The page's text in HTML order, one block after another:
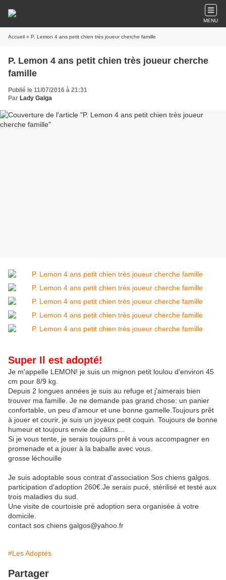
MENU
Accueil » P. Lemon 4 ans petit chien très joueur cherche famille
P. Lemon 4 ans petit chien très joueur cherche
famille
Publié le 11/07/2016 à 21:31
Par Lady Galga
Super Il est adopté!
Je m'appelle LEMON! je suis un mignon petit loulou d'environ 45
cm pour 8/9 kg.
Depuis 2 longues années je suis au refuge et j'aimerais bien
trouver ma famille. Je ne demande pas grand chose: un panier
confortable, un peu d'amour et une bonne gamelle.Toujours prêt
à jouer et courir, je suis un joyeux petit coquin. Toujours de bonne
humeur et toujours envie de câlins...
Si je vous tente, je serais toujours prêt à vous accompagner en
promenade et a jouer à la baballe avec vous.
grosse léchouille
Je suis adoptable sous contrat d'association Sos chiens galgos.
participation d'adoption 260€.Je serais pucé, stérilisé et testé aux
trois maladies du sud.
Une visite de courtoisie pré adoption sera organisée à votre
domicile.
contact sos chiens galgos@yahoo.fr
#Les Adoptés
Partager